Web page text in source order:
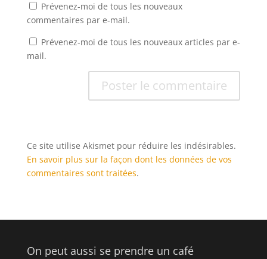
Prévenez-moi de tous les nouveaux
commentaires par e-mail.
Prévenez-moi de tous les nouveaux articles par e-
mail.
Ce site utilise Akismet pour réduire les indésirables.
En savoir plus sur la façon dont les données de vos
commentaires sont traitées.
On peut aussi se prendre un café